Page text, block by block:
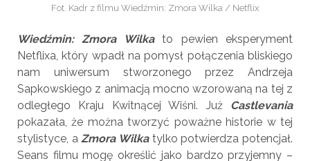
Fot. Kadr z filmu Wiedźmin: Zmora Wilka / Netflix
Wiedźmin: Zmora Wilkato pewien eksperyment
Netflixa, który wpadł na pomysł połączenia bliskiego
nam uniwersum stworzonego przez Andrzeja
Sapkowskiego z animacją mocno wzorowaną na tej z
odległego Kraju Kwitnącej Wiśni. Już Castlevania
pokazała, że można tworzyć poważne historie w tej
stylistyce, a Zmora Wilkatylko potwierdza potencjał.
Seans filmu mogę określić jako bardzo przyjemny –